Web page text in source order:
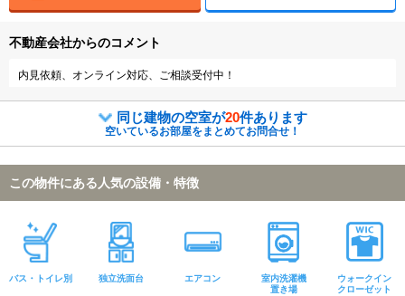
不動産会社からのコメント
内見依頼、オンライン対応、ご相談受付中！
同じ建物の空室が20件あります
空いているお部屋をまとめてお問合せ！
この物件にある人気の設備・特徴
バス・トイレ別 独立洗面台 エアコン
室内洗濯機
置き場
ウォークイン
クローゼット